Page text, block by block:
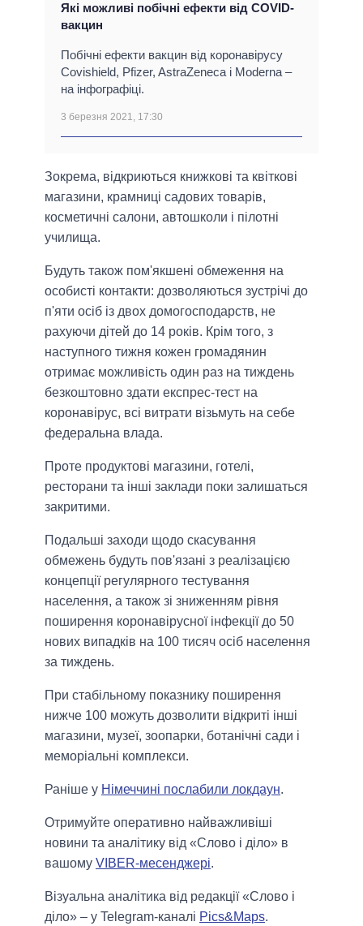
Які можливі побічні ефекти від COVID-
вакцин
Побічні ефекти вакцин від коронавірусу
Covishield, Pfizer, AstraZeneca і Moderna –
на інфографіці.
3 березня 2021, 17:30
Зокрема, відкриються книжкові та квіткові
магазини, крамниці садових товарів,
косметичні салони, автошколи і пілотні
училища.
Будуть також пом'якшені обмеження на
особисті контакти: дозволяються зустрічі до
п'яти осіб із двох домогосподарств, не
рахуючи дітей до 14 років. Крім того, з
наступного тижня кожен громадянин
отримає можливість один раз на тиждень
безкоштовно здати експрес-тест на
коронавірус, всі витрати візьмуть на себе
федеральна влада.
Проте продуктові магазини, готелі,
ресторани та інші заклади поки залишаться
закритими.
Подальші заходи щодо скасування
обмежень будуть пов'язані з реалізацією
концепції регулярного тестування
населення, а також зі зниженням рівня
поширення коронавірусної інфекції до 50
нових випадків на 100 тисяч осіб населення
за тиждень.
При стабільному показнику поширення
нижче 100 можуть дозволити відкриті інші
магазини, музеї, зоопарки, ботанічні сади і
меморіальні комплекси.
Раніше у Німеччині послабили локдаун.
Отримуйте оперативно найважливіші
новини та аналітику від «Слово і діло» в
вашому VIBER-месенджері.
Візуальна аналітика від редакції «Слово і
діло» – у Telegram-каналі Pics&Maps.